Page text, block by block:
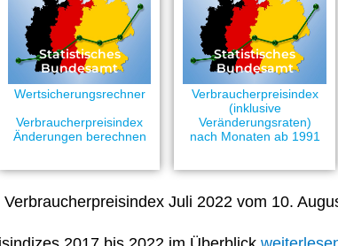
Statistisches
Bundesamt
Wertsicherungsrechner
Verbraucherpreisindex
Änderungen berechnen
Statistisches
Bundesamt
Verbraucherpreisindex
(inklusive
Veränderungsraten)
nach Monaten ab 1991
Juli 2022 vom 10.